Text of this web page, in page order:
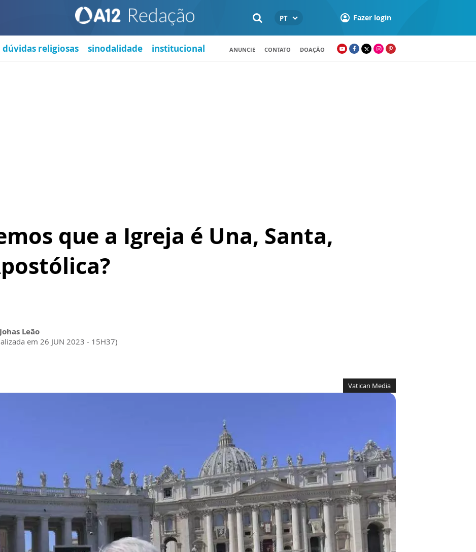
PT Fazer login
dúvidas religiosas sinodalidade institucional ANUNCIE CONTATO DOAÇÃO
que a Igreja é Una, Santa,
Leão
em 26 JUN 2023 - 15H37)
Vatican Media